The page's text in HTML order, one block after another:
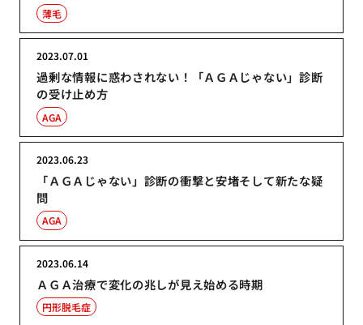
薄毛
過剰な情報に惑わされない！「ＡＧＡじゃない」診断
の受け止め方
2023.07.01
AGA
「ＡＧＡじゃない」診断の衝撃と安堵そして新たな疑
問
2023.06.23
AGA
ＡＧＡ治療で変化の兆しが見え始める時期
2023.06.14
円形脱毛症